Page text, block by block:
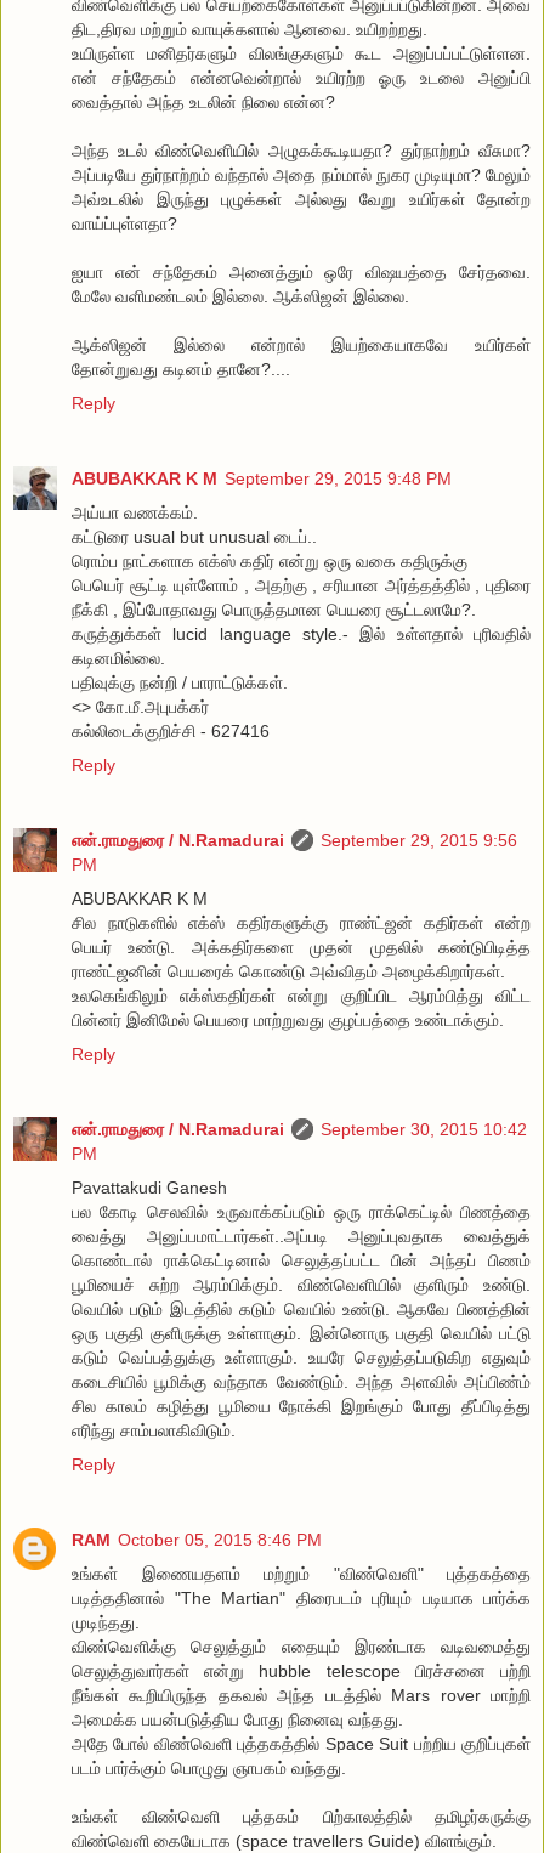
விண்வெளிக்கு பல செயற்கைகோள்கள் அனுப்பப்டுகின்றன. அவை
திட,திரவ மற்றும் வாயுக்களால் ஆனவை. உயிறற்றது.
உயிருள்ள மனிதர்களும் விலங்குகளும் கூட அனுப்பப்பட்டுள்ளன.
என் சந்தேகம் என்னவென்றால் உயிரற்ற ஓரு உடலை அனுப்பி
வைத்தால் அந்த உடலின் நிலை என்ன?
அந்த உடல் விண்வெளியில் அழுகக்கூடியதா? துர்நாற்றம் வீசுமா?
அப்படியே துர்நாற்றம் வந்தால் அதை நம்மால் நுகர முடியுமா? மேலும்
அவ்உடலில் இருந்து புழுக்கள் அல்லது வேறு உயிர்கள் தோன்ற
வாய்ப்புள்ளதா?
ஐயா என் சந்தேகம் அனைத்தும் ஒரே விஷயத்தை சேர்தவை.
மேலே வளிமண்டலம் இல்லை. ஆக்ஸிஜன் இல்லை.
ஆக்ஸிஜன் இல்லை என்றால் இயற்கையாகவே உயிர்கள்
தோன்றுவது கடினம் தானே?....
Reply
ABUBAKKAR K M September 29, 2015 9:48 PM
அய்யா வணக்கம்.
கட்டுரை usual but unusual டைப்..
ரொம்ப நாட்களாக எக்ஸ் கதிர் என்று ஒரு வகை கதிருக்கு
பெயெர் சூட்டி யுள்ளோம் , அதற்கு , சரியான அர்த்தத்தில் , புதிரை
நீக்கி , இப்போதாவது பொருத்தமான பெயரை சூட்டலாமே?.
கருத்துக்கள் lucid language style.- இல் உள்ளதால் புரிவதில்
கடினமில்லை.
பதிவுக்கு நன்றி / பாராட்டுக்கள்.
<> கோ.மீ.அபுபக்கர்
கல்லிடைக்குறிச்சி - 627416
Reply
என்.ராமதுரை / N.Ramadurai
September 29, 2015 9:56
PM
ABUBAKKAR K M
சில நாடுகளில் எக்ஸ் கதிர்களுக்கு ராண்ட்ஜன் கதிர்கள் என்ற
பெயர் உண்டு. அக்கதிர்களை முதன் முதலில் கண்டுபிடித்த
ராண்ட்ஜனின் பெயரைக் கொண்டு அவ்விதம் அழைக்கிறார்கள்.
உலகெங்கிலும் எக்ஸ்கதிர்கள் என்று குறிப்பிட ஆரம்பித்து விட்ட
பின்னர் இனிமேல் பெயரை மாற்றுவது குழப்பத்தை உண்டாக்கும்.
Reply
என்.ராமதுரை / N.Ramadurai
September 30, 2015 10:42
PM
Pavattakudi Ganesh
பல கோடி செலவில் உருவாக்கப்படும் ஒரு ராக்கெட்டில் பிணத்தை
வைத்து அனுப்பமாட்டார்கள்..அப்படி அனுப்புவதாக வைத்துக்
கொண்டால் ராக்கெட்டினால் செலுத்தப்பட்ட பின் அந்தப் பிணம்
பூமியைச் சுற்ற ஆரம்பிக்கும். விண்வெளியில் குளிரும் உண்டு.
வெயில் படும் இடத்தில் கடும் வெயில் உண்டு. ஆகவே பிணத்தின்
ஒரு பகுதி குளிருக்கு உள்ளாகும். இன்னொரு பகுதி வெயில் பட்டு
கடும் வெப்பத்துக்கு உள்ளாகும். உயரே செலுத்தப்படுகிற எதுவும்
கடைசியில் பூமிக்கு வந்தாக வேண்டும். அந்த அளவில் அப்பிண்ம்
சில காலம் கழித்து பூமியை நோக்கி இறங்கும் போது தீப்பிடித்து
எரிந்து சாம்பலாகிவிடும்.
Reply
RAM October 05, 2015 8:46 PM
உங்கள் இணையதளம் மற்றும் "விண்வெளி" புத்தகத்தை
படித்ததினால் "The Martian" திரைபடம் புரியும் படியாக பார்க்க
முடிந்தது.
விண்வெளிக்கு செலுத்தும் எதையும் இரண்டாக வடிவமைத்து
செலுத்துவார்கள் என்று hubble telescope பிரச்சனை பற்றி
நீங்கள் கூறியிருந்த தகவல் அந்த படத்தில் Mars rover மாற்றி
அமைக்க பயன்படுத்திய போது நினைவு வந்தது.
அதே போல் விண்வெளி புத்தகத்தில் Space Suit பற்றிய குறிப்புகள்
படம் பார்க்கும் பொழுது ஞாபகம் வந்தது.
உங்கள் விண்வெளி புத்தகம் பிற்காலத்தில் தமிழர்கருக்கு
விண்வெளி கையேடாக (space travellers Guide) விளங்கும்.